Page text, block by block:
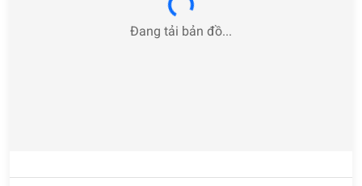
Loading...
Đang tải bản đồ...